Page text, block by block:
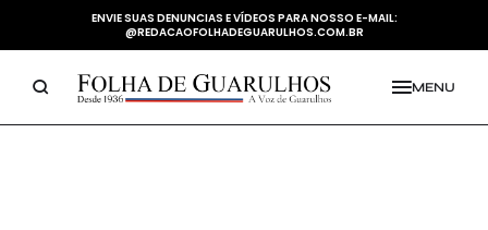
ENVIE SUAS DENUNCIAS E VÍDEOS PARA NOSSO E-MAIL:
@REDACAOFOLHADEGUARULHOS.COM.BR
MENU